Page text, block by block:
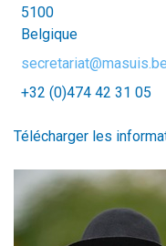
5100
Belgique
secretariat@masuis.be
+32 (0)474 42 31 05
Télécharger les